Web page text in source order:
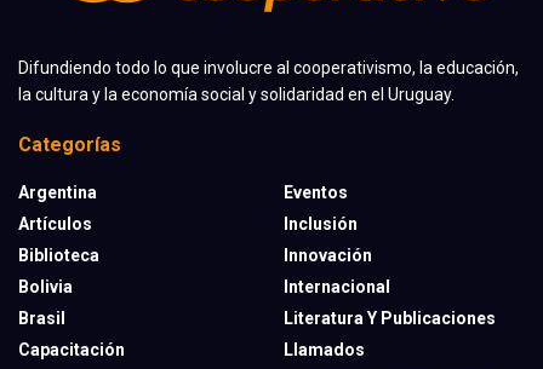
Difundiendo todo lo que involucre al cooperativismo, la educación,
la cultura y la economía social y solidaridad en el Uruguay.
Categorías
Argentina
Artículos
Biblioteca
Bolivia
Brasil
Capacitación
Eventos
Inclusión
Innovación
Internacional
Literatura Y Publicaciones
Llamados